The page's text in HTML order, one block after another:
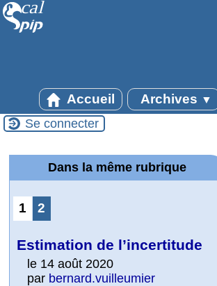
Accueil Archives ▼
Se connecter
Dans la même rubrique
1 2
Estimation de l’incertitude
le 14 août 2020
par bernard.vuilleumier